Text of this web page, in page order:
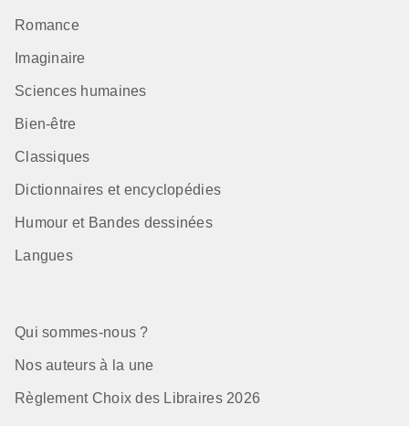
Romance
Imaginaire
Sciences humaines
Bien-être
Classiques
Dictionnaires et encyclopédies
Humour et Bandes dessinées
Langues
Qui sommes-nous ?
Nos auteurs à la une
Règlement Choix des Libraires 2026